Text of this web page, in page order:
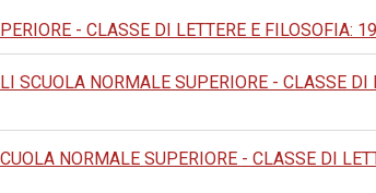
- CLASSE DI LETTERE E FILOSOFIA:
SCUOLA NORMALE SUPERIORE - CLASSE DI
NORMALE SUPERIORE - CLASSE DI